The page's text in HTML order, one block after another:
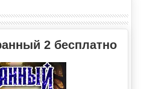
2 бесплатно